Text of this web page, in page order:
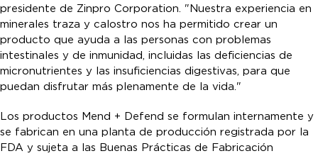
presidente de Zinpro Corporation. "Nuestra experiencia en
minerales traza y calostro nos ha permitido crear un
producto que ayuda a las personas con problemas
intestinales y de inmunidad, incluidas las deficiencias de
micronutrientes y las insuficiencias digestivas, para que
puedan disfrutar más plenamente de la vida."
Los productos Mend + Defend se formulan internamente y
se fabrican en una planta de producción registrada por la
FDA y sujeta a las Buenas Prácticas de Fabricación